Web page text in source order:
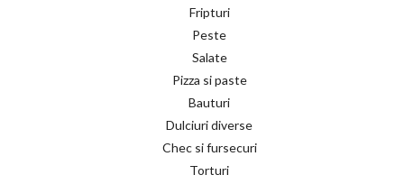
Fripturi
Peste
Salate
Pizza si paste
Bauturi
Dulciuri diverse
Chec si fursecuri
Torturi